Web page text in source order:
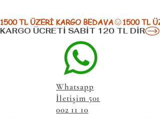
1500 TL ÜZERİ KARGO BEDAVA
KARGO ÜCRETİ SABİT 120 TL DİR
Whatsapp
İletişim 501
002 11 10